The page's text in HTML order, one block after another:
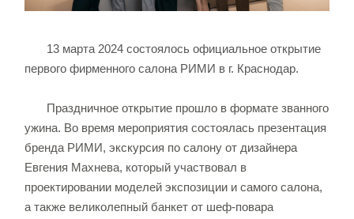
13 марта 2024 состоялось официальное открытие
первого фирменного салона РИМИ в г. Краснодар.
Праздничное открытие прошло в формате званного
ужина. Во время мероприятия состоялась презентация
бренда РИМИ, экскурсия по салону от дизайнера
Евгения Махнева, который участвовал в
проектировании моделей экспозиции и самого салона,
а также великолепный банкет от шеф-повара